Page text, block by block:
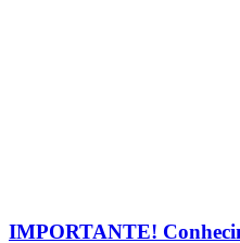
IMPORTANTE!